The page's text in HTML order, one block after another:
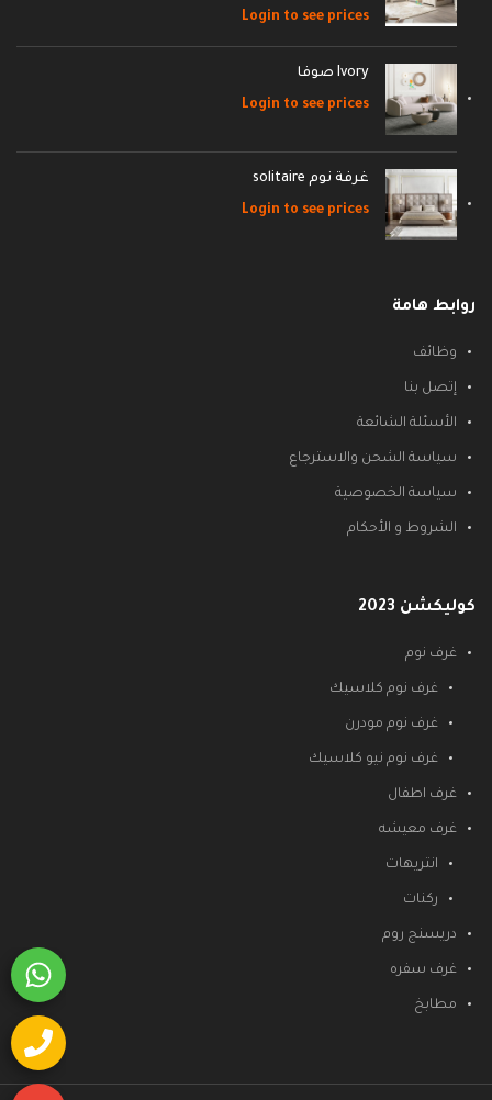
Login to see prices
Ivory صوفا
Login to see prices
غرفة نوم solitaire
Login to see prices
روابط هامة
وظائف
إتصل بنا
الأسئلة الشائعة
سياسة الشحن والاسترجاع
سياسة الخصوصية
الشروط و الأحكام
كوليكشن 2023
غرف نوم
غرف نوم كلاسيك
غرف نوم مودرن
غرف نوم نيو كلاسيك
غرف اطفال
غرف معيشه
انتريهات
ركنات
دريسنج روم
غرف سفره
مطابخ